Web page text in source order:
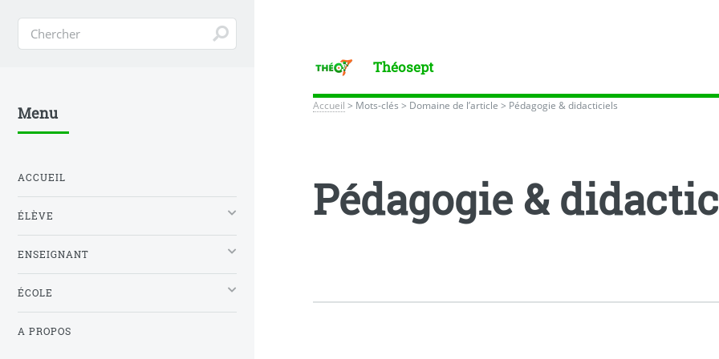
Théosept
Accueil > Mots-clés > Domaine de l’article > Pédagogie & didacticiels
Pédagogie &
Menu
ACCUEIL
ÉLÈVE
ENSEIGNANT
ÉCOLE
A PROPOS